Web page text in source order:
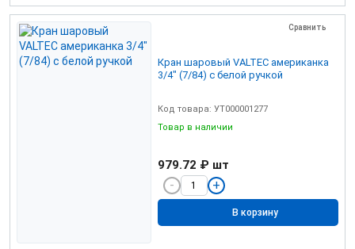
Сравнить
Кран шаровый VALTEC американка
3/4" (7/84) с белой ручкой
Код товара: УТ000001277
Товар в наличии
979.72 ₽ шт
В корзину